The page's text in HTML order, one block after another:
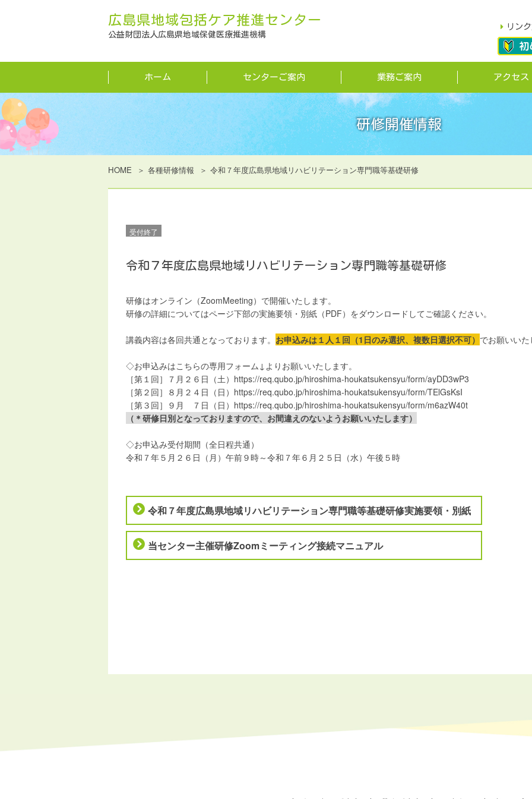
広島県地域包括ケア推進センター
公益財団法人広島県地域保健医療推進機構
リン
ホーム センターご案内 業務ご案内 アクセス
研修開催情報
HOME 各種研修情報 令和７年度広島県地域リハビリテーション専門職等基礎研修
受付終了
令和７年度広島県地域リハビリテーション専門職等基礎研修
研修はオンライン（ZoomMeeting）で開催いたします。
研修の詳細についてはページ下部の実施要領・別紙（PDF）をダウンロードしてご確認ください。
講義内容は各回共通となっております。 お申込みは１人１回（1日のみ選択、複数日選択不可） でお願いい
◇お申込みはこちらの専用フォーム↓よりお願いいたします。
［第１回］７月２６日（土） https://req.qubo.jp/hiroshima-houkatsukensyu/form/ayDD3wP3
［第２回］８月２４日（日） https://req.qubo.jp/hiroshima-houkatsukensyu/form/TElGsKsI
［第３回］９月 ７日（日） https://req.qubo.jp/hiroshima-houkatsukensyu/form/m6azW40t
（＊研修日別となっておりますので、お間違えのないようお願いいたします）
◇お申込み受付期間（全日程共通）
令和７年５月２６日（月）午前９時～令和７年６月２５日（水）午後５時
令和７年度広島県地域リハビリテーション専門職等基礎研修実施要領・別紙
当センター主催研修Zoomミーティング接続マニュアル